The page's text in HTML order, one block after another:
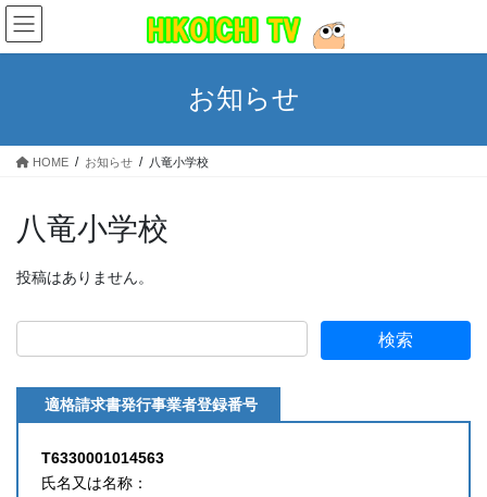
コ
ン
テ
ス
ナ
ビ
ゲ
ン
お知らせ
HOME お知らせ 八竜小学校
八竜小学校
投稿はありません。
適格請求書発行事業者登録番号
T6330001014563
氏名又は名称：